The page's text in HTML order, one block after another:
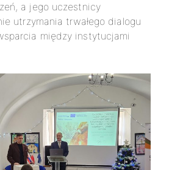
a jego uczestnicy
utrzymania trwałego dialogu
między instytucjami